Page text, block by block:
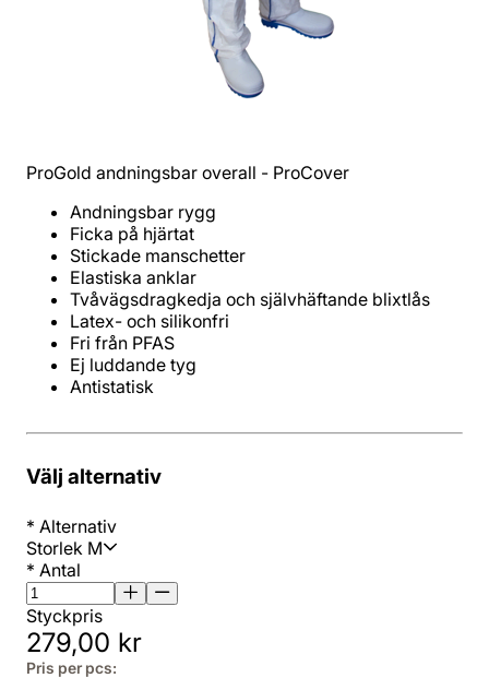
ProGold andningsbar overall - ProCover
Antistatisk
Välj alternativ
* Alternativ
Storlek M
* Antal
Styckpris
279,00 kr
Pris per pcs: